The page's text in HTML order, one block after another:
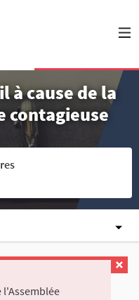
à cause de la
contagieuse